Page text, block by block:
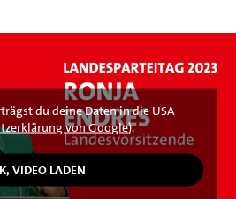
du deine Daten in die USA
von Google).